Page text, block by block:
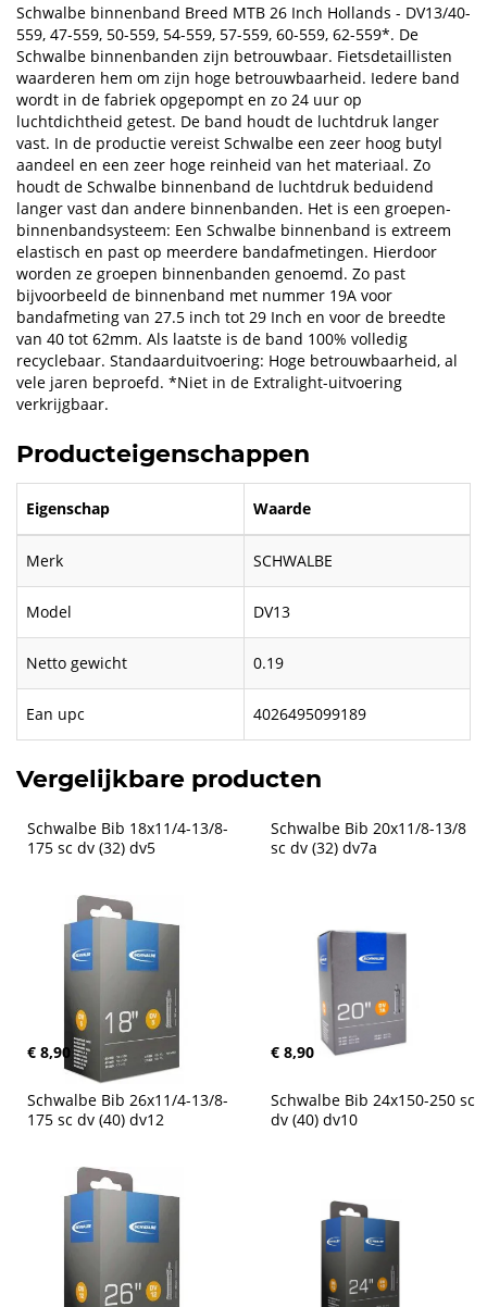
Schwalbe binnenband Breed MTB 26 Inch Hollands - DV13/40-
559, 47-559, 50-559, 54-559, 57-559, 60-559, 62-559*. De
Schwalbe binnenbanden zijn betrouwbaar. Fietsdetaillisten
waarderen hem om zijn hoge betrouwbaarheid. Iedere band
wordt in de fabriek opgepompt en zo 24 uur op
luchtdichtheid getest. De band houdt de luchtdruk langer
vast. In de productie vereist Schwalbe een zeer hoog butyl
aandeel en een zeer hoge reinheid van het materiaal. Zo
houdt de Schwalbe binnenband de luchtdruk beduidend
langer vast dan andere binnenbanden. Het is een groepen-
binnenbandsysteem: Een Schwalbe binnenband is extreem
elastisch en past op meerdere bandafmetingen. Hierdoor
worden ze groepen binnenbanden genoemd. Zo past
bijvoorbeeld de binnenband met nummer 19A voor
bandafmeting van 27.5 inch tot 29 Inch en voor de breedte
van 40 tot 62mm. Als laatste is de band 100% volledig
recyclebaar. Standaarduitvoering: Hoge betrouwbaarheid, al
vele jaren beproefd. *Niet in de Extralight-uitvoering
verkrijgbaar.
Producteigenschappen
Eigenschap Waarde
Merk SCHWALBE
Model DV13
Netto gewicht 0.19
Ean upc 4026495099189
Vergelijkbare producten
Schwalbe Bib 18x11/4-13/8-
175 sc dv (32) dv5
€ 8,90
Schwalbe Bib 20x11/8-13/8
sc dv (32) dv7a
€ 8,90
Schwalbe Bib 26x11/4-13/8-
175 sc dv (40) dv12
Schwalbe Bib 24x150-250 sc
dv (40) dv10